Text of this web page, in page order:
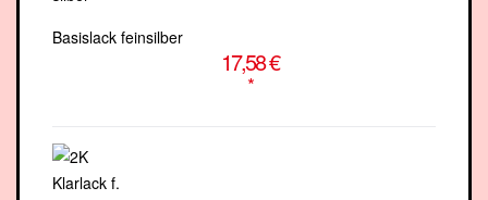
Basislack feinsilber
17,58 €
*